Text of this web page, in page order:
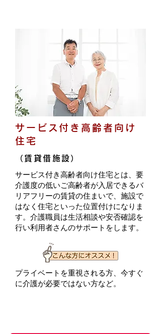
サービス付き高齢者向け
住宅
（賃貸借施設）
サービス付き高齢者向け住宅とは、要
介護度の低いご高齢者が入居できるバ
リアフリーの賃貸の住まいで、施設で
はなく住宅といった位置付けになりま
す。介護職員は生活相談や安否確認を
行い利用者さんのサポートをします。
プライベートを重視される方、今すぐ
に介護が必要ではない方など。